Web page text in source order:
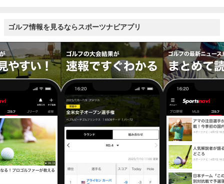
ゴルフ情報を見るならスポーツナビアプリ